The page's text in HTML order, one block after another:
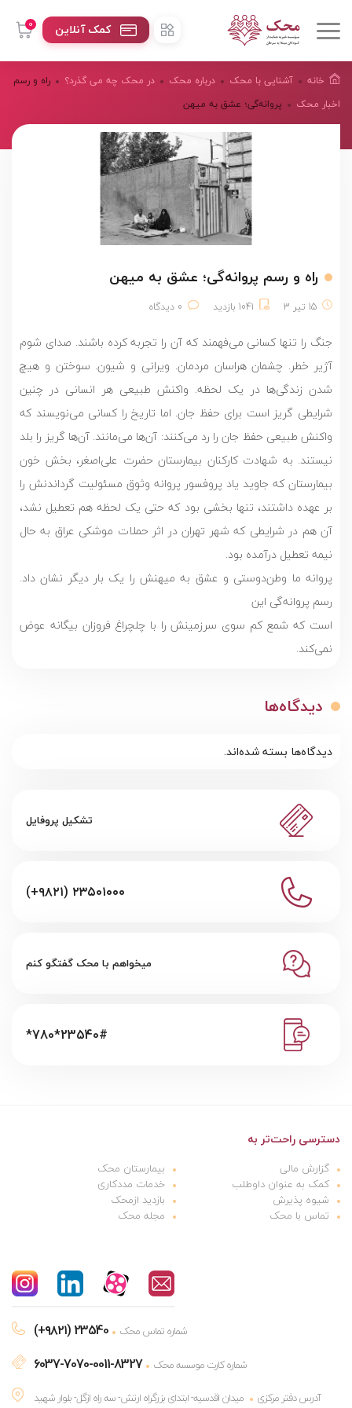
0 کمک آنلاین
خانه آشنایی با محک درباره محک
در محک چه می گذرد؟
اخبار محک
راه و رسم
پروانه‌گی؛ عشق به میهن
راه و رسم پروانه‌گی؛ عشق به میهن
15 تیر 3 1041 بازدید 0 دیدگاه
جنگ را تنها کسانی می‌فهمند که آن را تجربه کرده باشند. صدای شوم
آژیر خطر. چشمان هراسان مردمان. ویرانی و شیون. سوختن و هیچ
شدن زندگی‌ها در یک لحظه. واکنش طبیعی هر انسانی در چنین
شرایطی گریز است برای حفظ جان. اما تاریخ را کسانی می‌نویسند که
واکنش طبیعی حفظ جان را رد می‌کنند: آن‌ها می‌مانند. آن‌ها گریز را بلد
نیستند. به شهادت کارکنان بیمارستان حضرت علی‌اصغر، بخش خون
بیمارستان که جاوید یاد پروفسور پروانه وثوق مسئولیت گرداندنش را
بر عهده داشتند، تنها بخشی بود که حتی یک لحظه هم تعطیل نشد،
آن هم در شرایطی که شهر تهران در اثر حملات موشکی عراق به حال
نیمه تعطیل درآمده بود.
پروانه‌ ما وطن‌دوستی و عشق به میهنش را یک بار دیگر نشان داد.
رسم پروانه‌گی این
است که شمع کم سوی سرزمینش را با چلچراغ فروزان بیگانه عوض
نمی‌کند.
دیدگاه‌ها
دیدگاه‌ها بسته شده‌اند.
تشکیل پروفایل
(+۹۸۲۱) ۲۳۵۰۱۰۰۰
میخواهم با محک گفتگو کنم
*780*23540#
دسترسی راحت‌تر به
گزارش مالی
بیمارستان محک
کمک به عنوان داوطلب
خدمات مددکاری
شیوه پذیرش
بازدید ازمحک
تماس با محک
مجله محک
(+۹۸۲۱) 23540 شماره تماس محک
6037-7070-0011-8327
شماره کارت موسسه محک
آدرس دفتر مرکزی
میدان اقدسیه- ابتدای بزرگراه ارتش- سه راه ازگل- بلوار شهید